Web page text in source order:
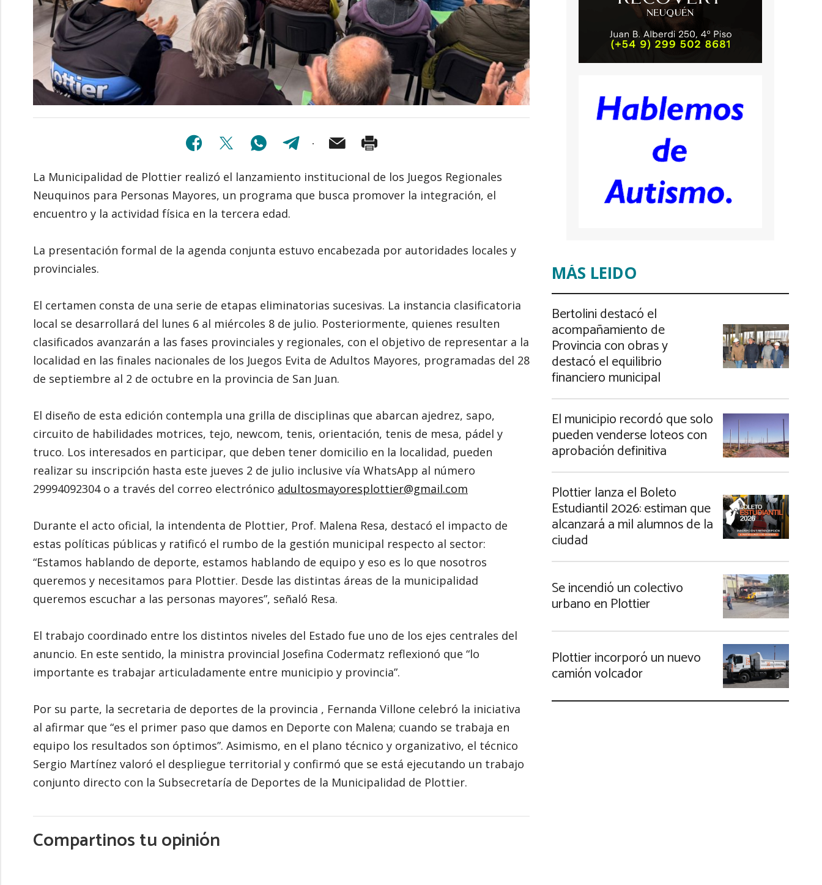
La Municipalidad de Plottier realizó el lanzamiento institucional de los Juegos Regionales
Neuquinos para Personas Mayores, un programa que busca promover la integración, el
encuentro y la actividad física en la tercera edad.
La presentación formal de la agenda conjunta estuvo encabezada por autoridades locales y
provinciales.
El certamen consta de una serie de etapas eliminatorias sucesivas. La instancia clasificatoria
local se desarrollará del lunes 6 al miércoles 8 de julio. Posteriormente, quienes resulten
clasificados avanzarán a las fases provinciales y regionales, con el objetivo de representar a la
localidad en las finales nacionales de los Juegos Evita de Adultos Mayores, programadas del 28
de septiembre al 2 de octubre en la provincia de San Juan.
El diseño de esta edición contempla una grilla de disciplinas que abarcan ajedrez, sapo,
circuito de habilidades motrices, tejo, newcom, tenis, orientación, tenis de mesa, pádel y
truco. Los interesados en participar, que deben tener domicilio en la localidad, pueden
realizar su inscripción hasta este jueves 2 de julio inclusive vía WhatsApp al número
29994092304 o a través del correo electrónico adultosmayoresplottier@gmail.com
Durante el acto oficial, la intendenta de Plottier, Prof. Malena Resa, destacó el impacto de
estas políticas públicas y ratificó el rumbo de la gestión municipal respecto al sector:
“Estamos hablando de deporte, estamos hablando de equipo y eso es lo que nosotros
queremos y necesitamos para Plottier. Desde las distintas áreas de la municipalidad
queremos escuchar a las personas mayores”, señaló Resa.
El trabajo coordinado entre los distintos niveles del Estado fue uno de los ejes centrales del
anuncio. En este sentido, la ministra provincial Josefina Codermatz reflexionó que “lo
importante es trabajar articuladamente entre municipio y provincia”.
Por su parte, la secretaria de deportes de la provincia , Fernanda Villone celebró la iniciativa
al afirmar que “es el primer paso que damos en Deporte con Malena; cuando se trabaja en
equipo los resultados son óptimos”. Asimismo, en el plano técnico y organizativo, el técnico
Sergio Martínez valoró el despliegue territorial y confirmó que se está ejecutando un trabajo
conjunto directo con la Subsecretaría de Deportes de la Municipalidad de Plottier.
Compartinos tu opinión
MÁS LEIDO
Bertolini destacó el
acompañamiento de
Provincia con obras y
destacó el equilibrio
financiero municipal
El municipio recordó que solo
pueden venderse loteos con
aprobación definitiva
Plottier lanza el Boleto
Estudiantil 2026: estiman que
alcanzará a mil alumnos de la
ciudad
Se incendió un colectivo
urbano en Plottier
Plottier incorporó un nuevo
camión volcador